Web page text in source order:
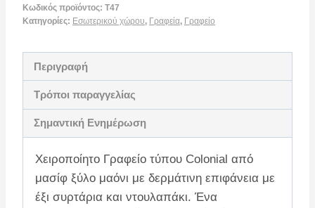
Κωδικός προϊόντος: T47
Κατηγορίες: Εσωτερικού χώρου, Γραφεία, Γραφείο
Περιγραφή
Τρόποι παραγγελίας
Σημαντική Ενημέρωση
Χειροποίητο Γραφείο τύπου Colonial από
μασίφ ξύλο μαόνι με δερμάτινη επιφάνεια με
έξι συρτάρια και ντουλαπάκι. Ένα